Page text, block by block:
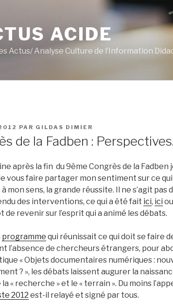
ACIDE
Actus/ Analyse Culture de l’Information
PAR GILDAS DIMIER
de la Fadben :
après la fin du 9ème Congrès de la Fadben
vous faire partager mon sentiment sur ce
mon sens, la grande réussite. Il ne s’agit pas
des interventions, ce qui a été fait ici, ici
de revenir sur l’esprit qui a animé les débats.
programme qui réunissait ce qui doit se faire
l’absence de chercheurs étrangers, pour
« Objets documentaires numériques :
? », les débats laissent augurer la
« recherche » et le « terrain ». Du moins
2012 est-il relayé et signé par tous.